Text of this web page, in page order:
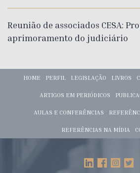
Reunião de associados CESA:
aprimoramento do judiciário
HOME PERFIL LEGISLAÇÃO LIVROS
ARTIGOS EM PERIÓDICOS
AULAS E CONFERÊNCIAS
REFERÊNCIAS NA MÍDIA